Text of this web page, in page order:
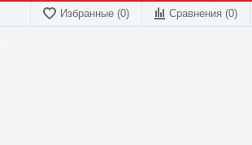
Избранные (0) Сравнения (0)